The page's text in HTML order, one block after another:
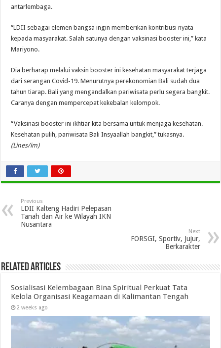
antarlembaga.
“LDII sebagai elemen bangsa ingin memberikan kontribusi nyata
kepada masyarakat. Salah satunya dengan vaksinasi booster ini,” kata
Mariyono.
Dia berharap melalui vaksin booster ini kesehatan masyarakat terjaga
dari serangan Covid-19. Menurutnya perekonomian Bali sudah dua
tahun tiarap. Bali yang mengandalkan pariwisata perlu segera bangkit.
Caranya dengan mempercepat kekebalan kelompok.
“Vaksinasi booster ini ikhtiar kita bersama untuk menjaga kesehatan.
Kesehatan pulih, pariwisata Bali Insyaallah bangkit,” tukasnya.
(Lines/im)
Previous
LDII Kalteng Hadiri Pelepasan
Tanah dan Air ke Wilayah IKN
Nusantara
Next
FORSGI, Sportiv, Jujur,
Berkarakter
Related Articles
Sosialisasi Kelembagaan Bina Spiritual Perkuat Tata
Kelola Organisasi Keagamaan di Kalimantan Tengah
2 weeks ago